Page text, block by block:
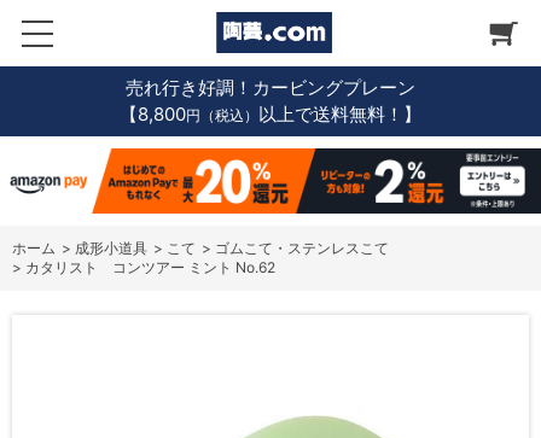
売れ行き好調！カービングプレーン
【8,800円（税込） 以上で送料無料！】
ホーム > 成形小道具 > こて > ゴムこて・ステンレスこて
> カタリスト コンツアー ミント No.62